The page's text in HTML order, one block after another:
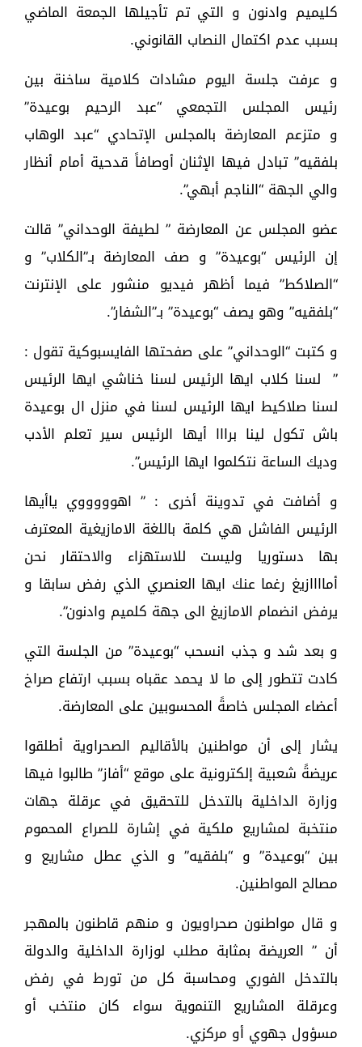
كليميم وادنون و التي تم تأجيلها الجمعة الماضي
بسبب عدم اكتمال النصاب القانوني.
و عرفت جلسة اليوم مشادات كلامية ساخنة بين
رئيس المجلس التجمعي “عبد الرحيم بوعيدة”
و متزعم المعارضة بالمجلس الإتحادي “عبد الوهاب
بلفقيه” تبادل فيها الإثنان أوصافاً قدحية أمام أنظار
والي الجهة “الناجم أبهي”.
عضو المجلس عن المعارضة ” لطيفة الوحداني” قالت
إن الرئيس “بوعيدة” و صف المعارضة بـ”الكلاب” و
“الصلاكط” فيما أظهر فيديو منشور على الإنترنت
“بلفقيه” وهو يصف “بوعيدة” بـ”الشفار”.
و كتبت “الوحداني” على صفحتها الفايسبوكية تقول :
” لسنا كلاب ايها الرئيس لسنا خناشي ايها الرئيس
لسنا صلاكيط ايها الرئيس لسنا في منزل ال بوعيدة
باش تكول لينا برااا أيها الرئيس سير تعلم الأدب
وديك الساعة نتكلموا ايها الرئيس”.
و أضافت في تدوينة أخرى : ” اهوووووي ياأيها
الرئيس الفاشل هي كلمة باللغة الامازيغية المعترف
بها دستوريا وليست للاستهزاء والاحتقار نحن
أماااازيغ رغما عنك ايها العنصري الذي رفض سابقا و
يرفض انضمام الامازيغ الى جهة كلميم وادنون”.
و بعد شد و جذب انسحب “بوعيدة” من الجلسة التي
كادت تتطور إلى ما لا يحمد عقباه بسبب ارتفاع صراخ
أعضاء المجلس خاصةً المحسوبين على المعارضة.
يشار إلى أن مواطنين بالأقاليم الصحراوية أطلقوا
عريضةً شعبية إلكترونية على موقع “أفاز” طالبوا فيها
وزارة الداخلية بالتدخل للتحقيق في عرقلة جهات
منتخبة لمشاريع ملكية في إشارة للصراع المحموم
بين “بوعيدة” و “بلفقيه” و الذي عطل مشاريع و
مصالح المواطنين.
و قال مواطنون صحراويون و منهم قاطنون بالمهجر
أن ” العريضة بمثابة مطلب لوزارة الداخلية والدولة
بالتدخل الفوري ومحاسبة كل من تورط في رفض
وعرقلة المشاريع التنموية سواء كان منتخب أو
مسؤول جهوي أو مركزي.